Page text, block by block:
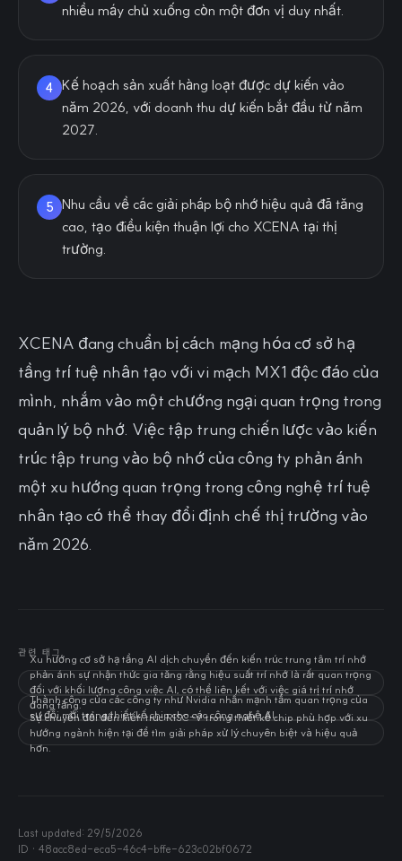
nhiều máy chủ xuống còn một đơn vị duy nhất.
4 Kế hoạch sản xuất hàng loạt được dự kiến vào
năm 2026, với doanh thu dự kiến bắt đầu từ năm
2027.
5 Nhu cầu về các giải pháp bộ nhớ hiệu quả đã tăng
cao, tạo điều kiện thuận lợi cho XCENA tại thị
trường.
XCENA đang chuẩn bị cách mạng hóa cơ sở hạ
tầng trí tuệ nhân tạo với vi mạch MX1 độc đáo của
mình, nhắm vào một chướng ngại quan trọng trong
quản lý bộ nhớ. Việc tập trung chiến lược vào kiến
trúc tập trung vào bộ nhớ của công ty phản ánh
một xu hướng quan trọng trong công nghệ trí tuệ
nhân tạo có thể thay đổi định chế thị trường vào
năm 2026.
관련 태그
Xu hướng cơ sở hạ tầng AI dịch chuyển đến kiến trúc trung tâm trí nhớ
phản ánh sự nhận thức gia tăng rằng hiệu suất trí nhớ là rất quan trọng
đối với khối lượng công việc AI, có thể liên kết với việc giá trị trí nhớ
đang tăng.
Thành công của các công ty như Nvidia nhấn mạnh tầm quan trọng của
sự đổi mới trong thiết kế chip cho các công nghệ AI.
Sự chuyển đổi đến kiến trúc RISC-V trong thiết kế chip phù hợp với xu
hướng ngành hiện tại để tìm giải pháp xử lý chuyên biệt và hiệu quả
hơn.
Last updated: 29/5/2026
ID · 48acc8ed-eca5-46c4-bffe-623c02bf0672